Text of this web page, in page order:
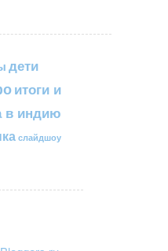
дети
итоги и
в индию
слайдшоу